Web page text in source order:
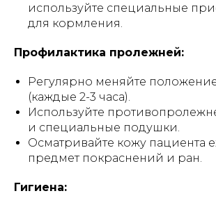
используйте специальные
для кормления.
Профилактика пролежней:
Регулярно меняйте
(каждые 2-3 часа).
Используйте
и специальные подушки.
Осматривайте кожу пациента
предмет покраснений и ран.
Гигиена: